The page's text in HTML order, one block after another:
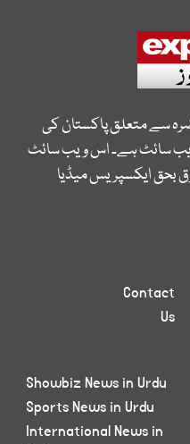
سے متعلق پاکستان کی
سائٹ ہے۔ اس ویب سائٹ
بحق ایکسپریس میڈیا
Contact
Us
Showbiz News in Urdu
Sports News in Urdu
International News in